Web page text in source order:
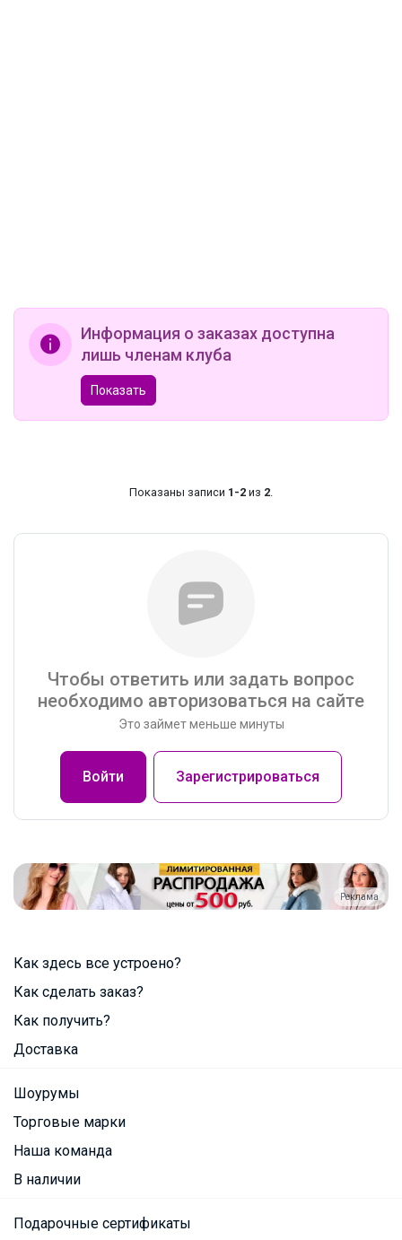
Информация о заказах доступна
лишь членам клуба
Показать
Показаны записи 1-2 из 2.
Чтобы ответить или задать вопрос
необходимо авторизоваться на сайте
Это займет меньше минуты
Войти Зарегистрироваться
Реклама
Как здесь все устроено?
Как сделать заказ?
Как получить?
Доставка
Шоурумы
Торговые марки
Наша команда
В наличии
Подарочные сертификаты